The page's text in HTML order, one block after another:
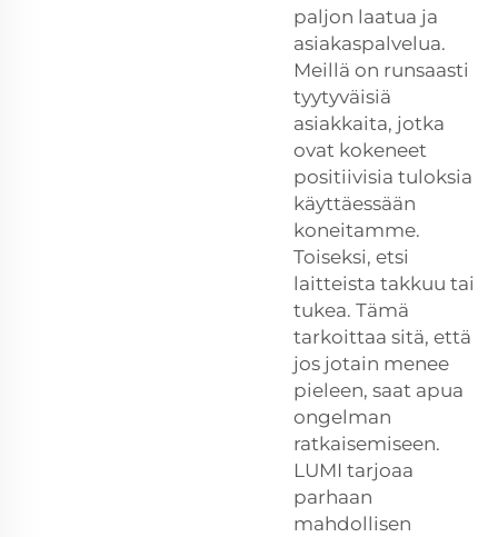
paljon laatua ja
asiakaspalvelua.
Meillä on runsaasti
tyytyväisiä
asiakkaita, jotka
ovat kokeneet
positiivisia tuloksia
käyttäessään
koneitamme.
Toiseksi, etsi
laitteista takkuu tai
tukea. Tämä
tarkoittaa sitä, että
jos jotain menee
pieleen, saat apua
ongelman
ratkaisemiseen.
LUMI tarjoaa
parhaan
mahdollisen